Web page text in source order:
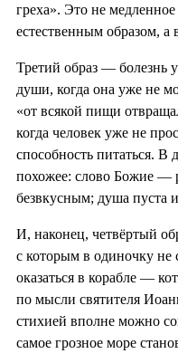
греха». Это не
естественным образом, а
Третий образ — болезнь
души, когда она уже не
«от всякой пищи
когда человек уже не
способность питаться. В
похожее: слово Божие —
безвкусным; душа пуста
И, наконец, четвёртый
с которым в одиночку не
оказаться в корабле —
по мысли святителя
стихией вполне можно
самое грозное море